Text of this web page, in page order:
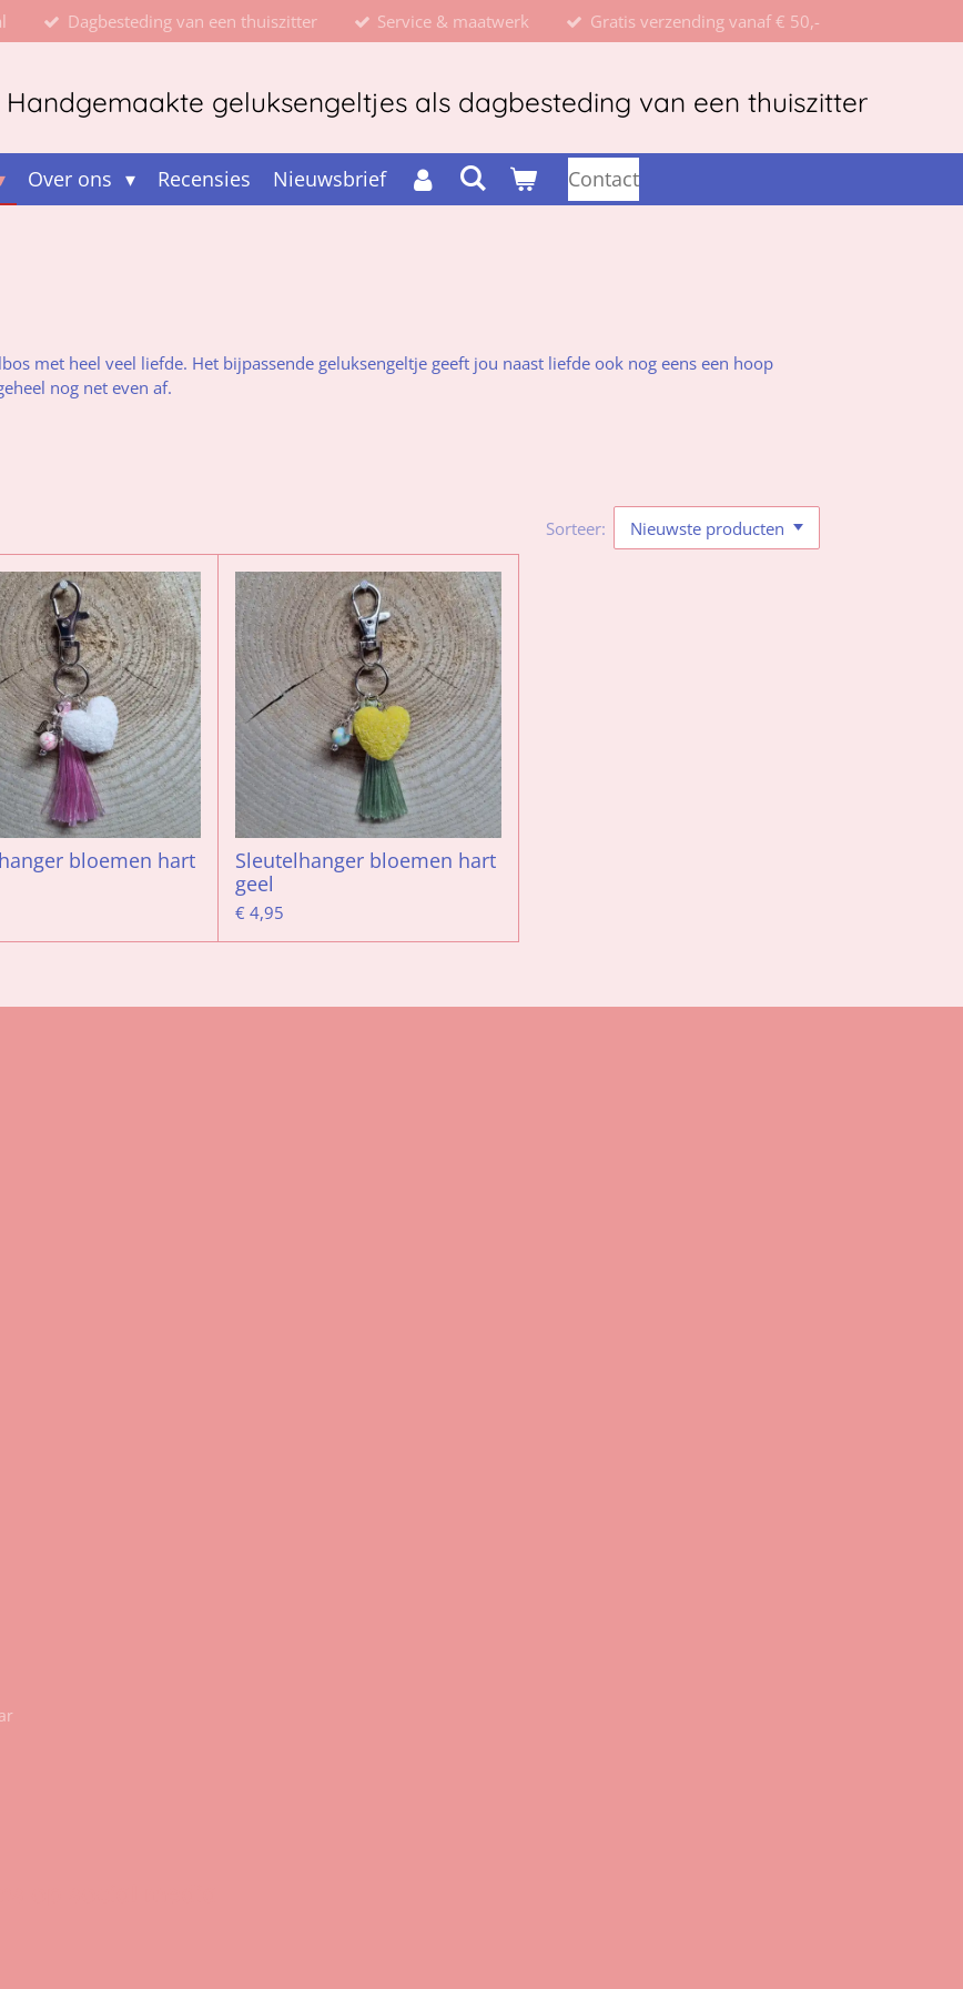
Dagbesteding van een thuiszitter Service & maatwerk Gratis verzending vanaf € 50,-
Handgemaakte geluksengeltjes als dagbesteding van een thuiszitter
Over ons Recensies Nieuwsbrief Contact
met heel veel liefde. Het bijpassende geluksengeltje geeft jou naast liefde ook nog eens een hoop
nog net even af.
Sorteer:
bloemen hart
Sleutelhanger bloemen hart
geel
€ 4,95